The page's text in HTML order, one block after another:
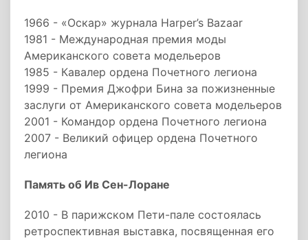
1966 - «Оскар» журнала Harper’s Bazaar
1981 - Международная премия моды
Американского совета модельеров
1985 - Кавалер ордена Почетного легиона
1999 - Премия Джофри Бина за пожизненные
заслуги от Американского совета модельеров
2001 - Командор ордена Почетного легиона
2007 - Великий офицер ордена Почетного
легиона
Память об Ив Сен-Лоране
2010 - В парижском Пети-пале состоялась
ретроспективная выставка, посвященная его